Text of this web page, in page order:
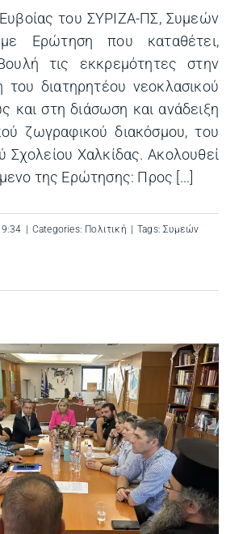
του ΣΥΡΙΖΑ-ΠΣ, Συμεών
με Ερώτηση που καταθέτει,
τις εκκρεμότητες στην
του διατηρητέου νεοκλασικού
και στη διάσωση και ανάδειξη
ζωγραφικού διακόσμου, του
Σχολείου Χαλκίδας. Ακολουθεί
της Ερώτησης: Προς [...]
Categories: Πολιτική Tags:Συμεών